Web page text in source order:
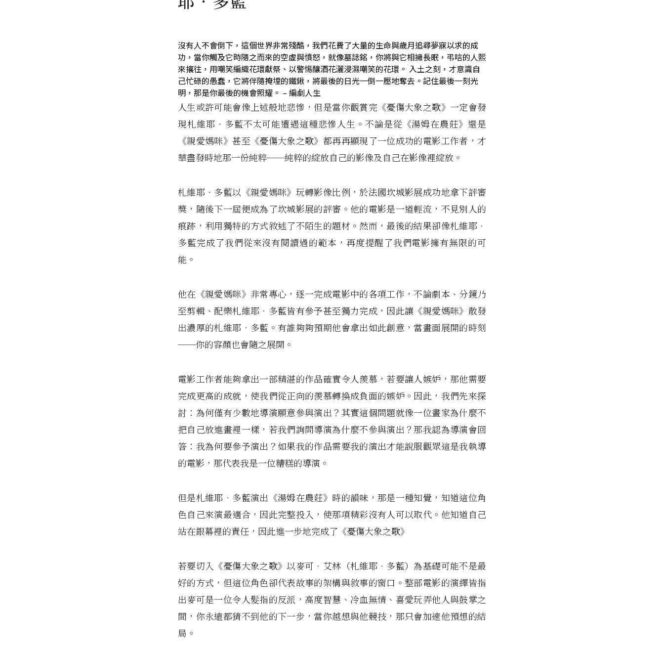
沒有人不會倒下，這個世界非常殘酷，我們花費了大量的生命與歲月追尋夢寐以求的成
功，當你觸及它時隨之而來的空虛與憤怒，就像墓誌銘，你將與它相擁長眠，弔唁的人熙
來攘往，用嘲笑編織花環獻祭、以警惕釀酒花灑浸濕嘲笑的花環。 入土之刻，才意識自
己忙碌的愚蠢，它將伴隨掩埋的鐵鍬，將最後的日光一倒一壓地奪去。記住最後一刻光
明，那是你最後的機會照耀。 – 編劇人生
人生或許可能會像上述般地悲慘，但是當你觀賞完《憂傷大象之歌》一定會發
現札維耶‧多藍不太可能遭遇這種悲慘人生。不論是從《湯姆在農莊》還是
《親愛媽咪》甚至《憂傷大象之歌》都再再顯現了一位成功的電影工作者，才
華盡發時地那一份純粹──純粹的綻放自己的影像及自己在影像裡綻放。
札維耶‧多藍以《親愛媽咪》玩轉影像比例，於法國坎城影展成功地拿下評審
獎，隨後下一屆便成為了坎城影展的評審。他的電影是一道輕流，不見別人的
痕跡，利用獨特的方式敘述了不陌生的題材。然而，最後的結果卻像札維耶‧
多藍完成了我們從來沒有閱讀過的範本，再度提醒了我們電影擁有無限的可
能。
他在《親愛媽咪》非常專心，逐一完成電影中的各項工作，不論劇本、分鏡乃
至剪輯、配樂札維耶‧多藍皆有參予甚至獨力完成，因此讓《親愛媽咪》散發
出濃厚的札維耶‧多藍。有誰夠夠預期他會拿出如此創意，當畫面展開的時刻
──你的容顏也會隨之展開。
電影工作者能夠拿出一部精湛的作品確實令人羨慕，若要讓人嫉妒，那他需要
完成更高的成就，使我們從正向的羨慕轉換成負面的嫉妒。因此，我們先來探
討：為何僅有少數地導演願意參與演出？其實這個問題就像一位畫家為什麼不
把自己放進畫裡一樣，若我們詢問導演為什麼不參與演出？那我認為導演會回
答：我為何要參予演出？如果我的作品需要我的演出才能說服觀眾這是我執導
的電影，那代表我是一位糟糕的導演。
但是札維耶‧多藍演出《湯姆在農莊》時的韻味，那是一種知覺，知道這位角
色自己來演最適合，因此完整投入，使那項精彩沒有人可以取代。他知道自己
站在銀幕裡的責任，因此進一步地完成了《憂傷大象之歌》
若要切入《憂傷大象之歌》以麥可‧艾林（札維耶‧多藍）為基礎可能不是最
好的方式，但這位角色卻代表故事的架構與敘事的窗口。整部電影的演繹皆指
出麥可是一位令人髮指的反派，高度智慧、冷血無情、喜愛玩弄他人與鼓掌之
間，你永遠都猜不到他的下一步，當你越想與他競技，那只會加速他預想的結
局。